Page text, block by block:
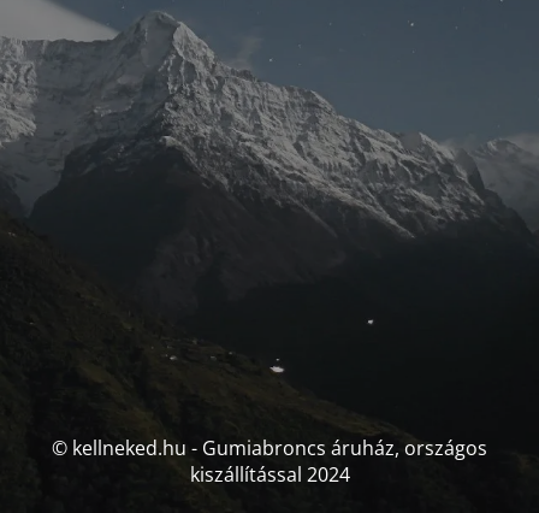
© kellneked.hu - Gumiabroncs áruház, országos
kiszállítással 2024